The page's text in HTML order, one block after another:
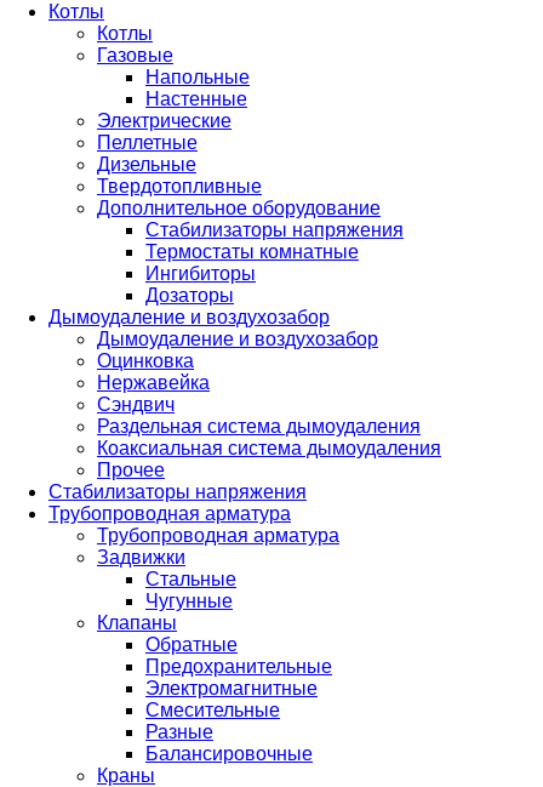
Котлы
Котлы
Газовые
Напольные
Настенные
Электрические
Пеллетные
Дизельные
Твердотопливные
Дополнительное оборудование
Стабилизаторы напряжения
Термостаты комнатные
Ингибиторы
Дозаторы
Дымоудаление и воздухозабор
Дымоудаление и воздухозабор
Оцинковка
Нержавейка
Сэндвич
Раздельная система дымоудаления
Коаксиальная система дымоудаления
Прочее
Стабилизаторы напряжения
Трубопроводная арматура
Трубопроводная арматура
Задвижки
Стальные
Чугунные
Клапаны
Обратные
Предохранительные
Электромагнитные
Смесительные
Разные
Балансировочные
Краны